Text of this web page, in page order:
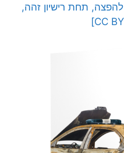
רישיון Creative Commons להפצה, תחת רישיון זהה,